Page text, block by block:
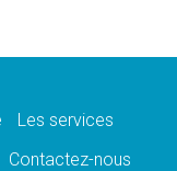
humaine»
renforcera
Les services
Contactez-nous